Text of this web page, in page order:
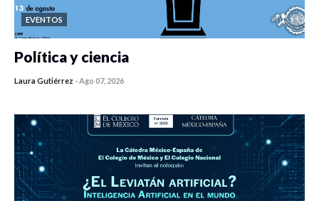
EVENTOS
Política y ciencia
Laura Gutiérrez -Ago 07, 2026